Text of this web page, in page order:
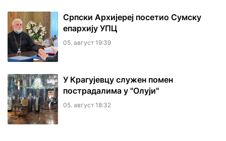
Српски Архијереј посетио Сумску
епархију УПЦ
05. август 19:39
У Крагујевцу служен помен
пострадалима у "Олуји"
05. август 18:32